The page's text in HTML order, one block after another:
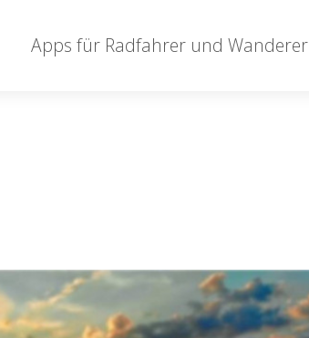
Apps für Radfahrer und Wanderer